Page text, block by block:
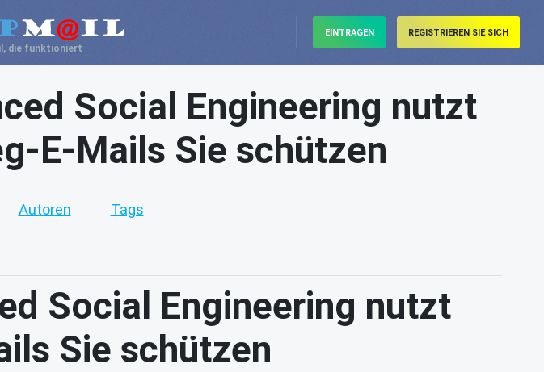
die funktioniert
EINTRAGEN REGISTRIEREN SIE SICH
Social Engineering nutzt
E-Mails Sie schützen
Autoren Tags
Social Engineering nutzt
Sie schützen